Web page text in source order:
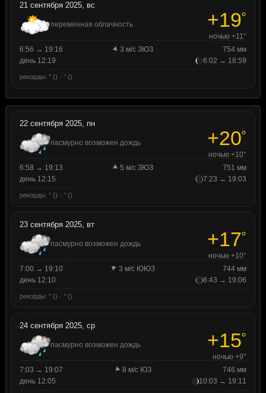
21 сентября 2025, вс
переменная облачность +19°
ночью +11°
6:56 → 19:16
3 м/с ЗЮЗ
754 мм
день 12:19
6:02 → 18:59
рекорды: ° () · ° ()
22 сентября 2025, пн
пасмурно возможен дождь +20°
ночью +10°
6:58 → 19:13
5 м/с ЗЮЗ
751 мм
день 12:15
7:23 → 19:03
рекорды: ° () · ° ()
23 сентября 2025, вт
пасмурно возможен дождь +17°
ночью +10°
7:00 → 19:10
3 м/с ЮЮЗ
744 мм
день 12:10
8:43 → 19:06
рекорды: ° () · ° ()
24 сентября 2025, ср
пасмурно возможен дождь +15°
ночью +9°
7:03 → 19:07
8 м/с ЮЗ
746 мм
день 12:05
10:03 → 19:11